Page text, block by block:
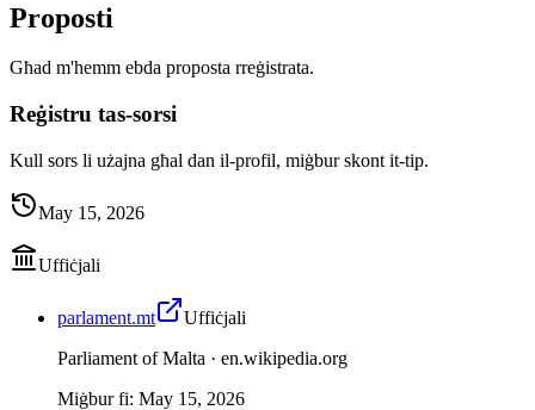
Proposti
Għad m'hemm ebda proposta rreġistrata.
Reġistru tas-sorsi
Kull sors li użajna għal dan il-profil, miġbur skont it-tip.
May 15, 2026
Uffiċjali
parlament.mt
Uffiċjali
Parliament of Malta · en.wikipedia.org
Miġbur fi: May 15, 2026